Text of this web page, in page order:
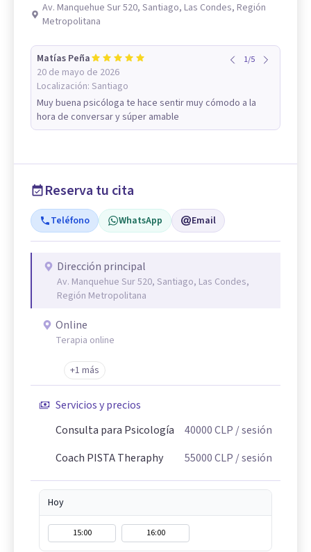
Av. Manquehue Sur 520, Santiago, Las Condes, Región
Metropolitana
Matías Peña
20 de mayo de 2026
Localización: Santiago
1/5
Muy buena psicóloga te hace sentir muy cómodo a la
hora de conversar y súper amable
Reserva tu cita
Teléfono WhatsApp Email
Dirección principal
Av. Manquehue Sur 520, Santiago, Las Condes,
Región Metropolitana
Online
Terapia online
+1 más
Servicios y precios
Consulta para Psicología
40000CLP / sesión
Coach PISTA Theraphy
55000CLP / sesión
Hoy
15:00 16:00